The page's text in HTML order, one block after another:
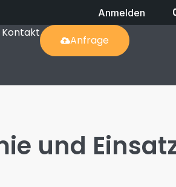
Anmelden
Kontakt
Anfrage
und